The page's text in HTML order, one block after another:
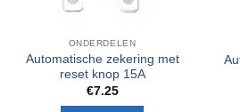
ONDERDELEN
Automatische zekering met
reset knop 15A
€7.25